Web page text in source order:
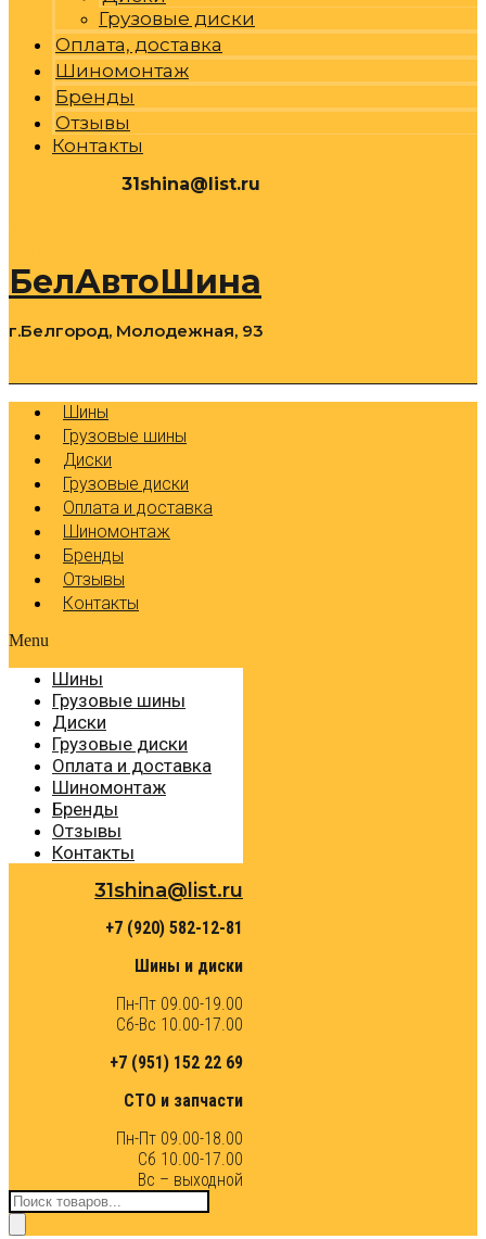
Грузовые диски
Оплата, доставка
Шиномонтаж
Бренды
Отзывы
Контакты
31shina@list.ru
БелАвтоШина
г.Белгород, Молодежная, 93
Шины
Грузовые шины
Диски
Грузовые диски
Оплата и доставка
Шиномонтаж
Бренды
Отзывы
Контакты
Menu
Шины
Грузовые шины
Диски
Грузовые диски
Оплата и доставка
Шиномонтаж
Бренды
Отзывы
Контакты
31shina@list.ru
+7 (920) 582-12-81
Шины и диски
Пн-Пт 09.00-19.00
Сб-Вс 10.00-17.00
+7 (951) 152 22 69
СТО и запчасти
Пн-Пт 09.00-18.00
Сб 10.00-17.00
Вс – выходной
Поиск
товаров